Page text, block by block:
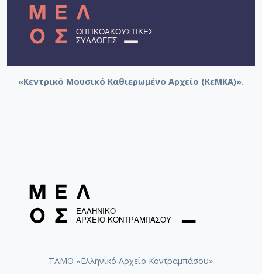
«Κεντρικό Μουσικό Καθιερωμένο Αρχείο (ΚεΜΚΑ)».
ΤΑΜΟ «Ελληνικό Αρχείο Κοντραμπάσου»